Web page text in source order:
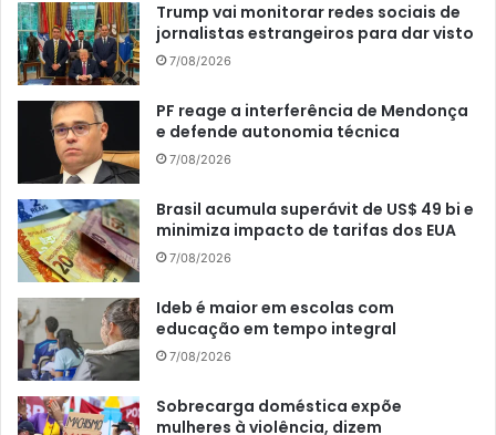
Trump vai monitorar redes sociais de
jornalistas estrangeiros para dar visto
7/08/2026
PF reage a interferência de Mendonça
e defende autonomia técnica
7/08/2026
Brasil acumula superávit de US$ 49 bi e
minimiza impacto de tarifas dos EUA
7/08/2026
Ideb é maior em escolas com
educação em tempo integral
7/08/2026
Sobrecarga doméstica expõe
mulheres à violência, dizem